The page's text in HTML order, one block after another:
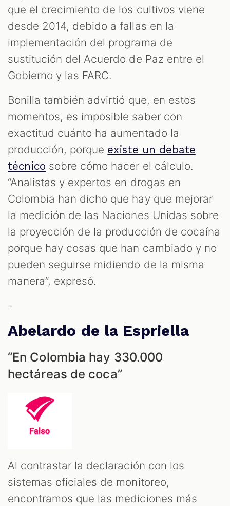
que el crecimiento de los cultivos viene
desde 2014, debido a fallas en la
implementación del programa de
sustitución del Acuerdo de Paz entre el
Gobierno y las FARC.
Bonilla también advirtió que, en estos
momentos, es imposible saber con
exactitud cuánto ha aumentado la
producción, porque existe un debate
técnico sobre cómo hacer el cálculo.
“Analistas y expertos en drogas en
Colombia han dicho que hay que mejorar
la medición de las Naciones Unidas sobre
la proyección de la producción de cocaína
porque hay cosas que han cambiado y no
pueden seguirse midiendo de la misma
manera”, expresó.
-
Abelardo de la Espriella
“En Colombia hay 330.000
hectáreas de coca”
Al contrastar la declaración con los
sistemas oficiales de monitoreo,
encontramos que las mediciones más